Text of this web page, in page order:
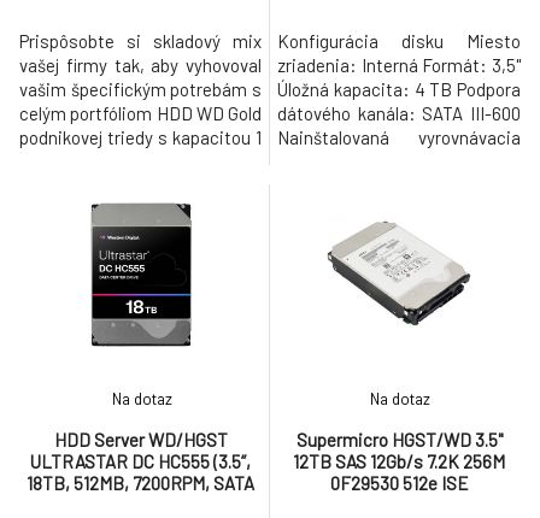
Prispôsobte si skladový mix
vašej firmy tak, aby vyhovoval
vašim špecifickým potrebám s
celým portfóliom HDD WD Gold
podnikovej triedy s kapacitou 1
24 TB. Tieto vysoko spoľahlivé
riešenia pre náročné
skladovanie prostredia
poskytujú až 2,5 milióna hodín
MTBF, technológia ochrany
Konfigurácia disku Miesto
zriadenia: Interná Formát: 3,5"
Úložná kapacita: 4 TB Podpora
dátového kanála: SATA III-600
Nainštalovaná vyrovnávacia
268 Mb/s Trvalá bitová rýchlosť
externých dát: 6 Gb/s
Spoľahlivosť MTBF: 2500000
hod. Funkcie pevného
HDD Server WD/HGST
ULTRASTAR DC HC555 (3.5’’,
18TB, 512MB, 7200RPM, SATA
Na dotaz
Supermicro HGST/WD 3.5"
12TB SAS 12Gb/s 7.2K 256M
0F29530 512e ISE
Na dotaz